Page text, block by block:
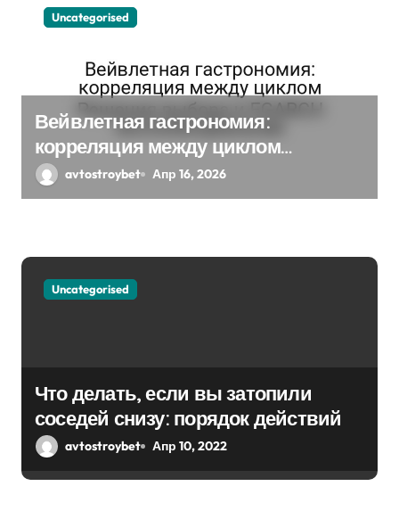
п
и
я
Uncategorised
Вейвлетная гастрономия:
корреляция между циклом
Решения выбора и EGARCH
экспоненциальная
avtostroybet Апр 16, 2026
Uncategorised
Что делать, если вы затопили
соседей снизу: порядок действий
avtostroybet Апр 10, 2022